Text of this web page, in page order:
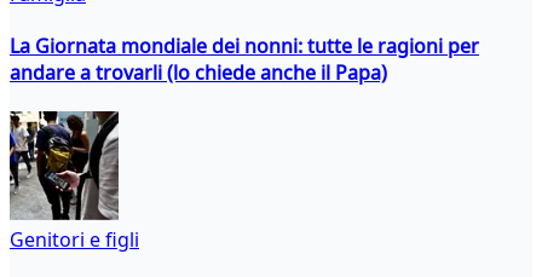
La Giornata mondiale dei nonni: tutte le ragioni per
andare a trovarli (lo chiede anche il Papa)
Genitori e figli